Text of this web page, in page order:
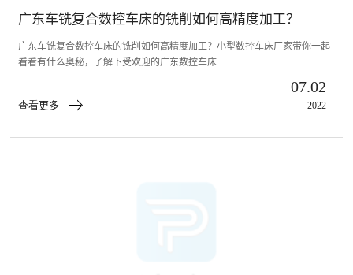
广东车铣复合数控车床的铣削如何高精度加工？
广东车铣复合数控车床的铣削如何高精度加工？小型数控车床厂家带你一起
看看有什么奥秘，了解下受欢迎的广东数控车床
查看更多
07.02
2022